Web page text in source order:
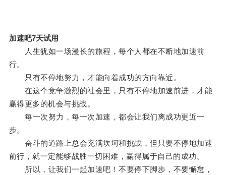
加速吧7天试用
人生犹如一场漫长的旅程，每个人都在不断地加速前
行。
只有不停地努力，才能向着成功的方向靠近。
在这个竞争激烈的社会里，只有不停地加速前进，才能
赢得更多的机会与挑战。
每一次努力，每一次加速，都会让我们离成功更近一
步。
奋斗的道路上总会充满坎坷和挑战，但只要不停地加速
前行，就一定能够战胜一切困难，赢得属于自己的成功。
所以，让我们一起加速吧！不要停下脚步，不要懈怠，